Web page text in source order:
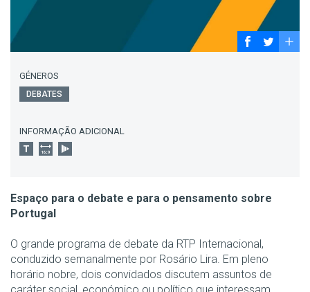
GÉNEROS
DEBATES
INFORMAÇÃO ADICIONAL
Espaço para o debate e para o pensamento sobre
Portugal
O grande programa de debate da RTP Internacional,
conduzido semanalmente por Rosário Lira. Em pleno
horário nobre, dois convidados discutem assuntos de